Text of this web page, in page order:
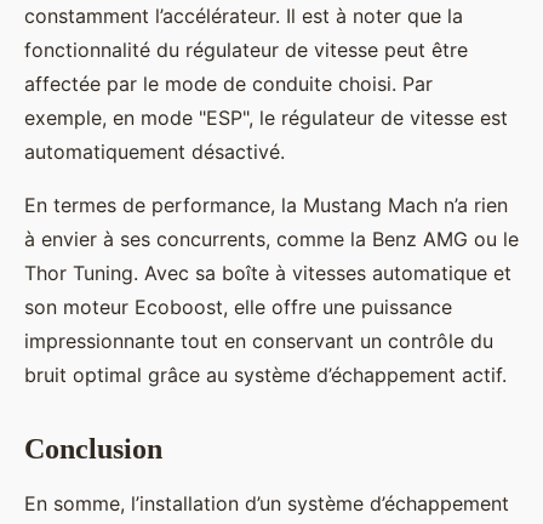
constamment l’accélérateur. Il est à noter que la
fonctionnalité du régulateur de vitesse peut être
affectée par le mode de conduite choisi. Par
exemple, en mode "ESP", le régulateur de vitesse est
automatiquement désactivé.
En termes de performance, la Mustang Mach n’a rien
à envier à ses concurrents, comme la Benz AMG ou le
Thor Tuning. Avec sa boîte à vitesses automatique et
son moteur Ecoboost, elle offre une puissance
impressionnante tout en conservant un contrôle du
bruit optimal grâce au système d’échappement actif.
Conclusion
En somme, l’installation d’un système d’échappement